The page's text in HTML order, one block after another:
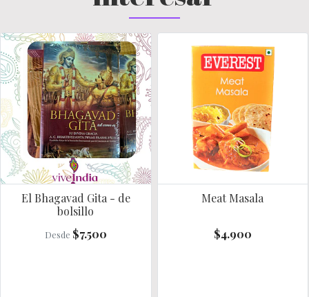
El Bhagavad Gita - de
bolsillo
Desde $7.500
Meat Masala
$4.900